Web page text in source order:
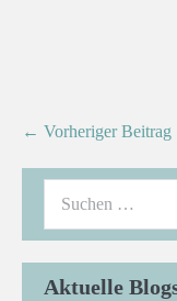
← Vorheriger Beitrag
Aktuelle